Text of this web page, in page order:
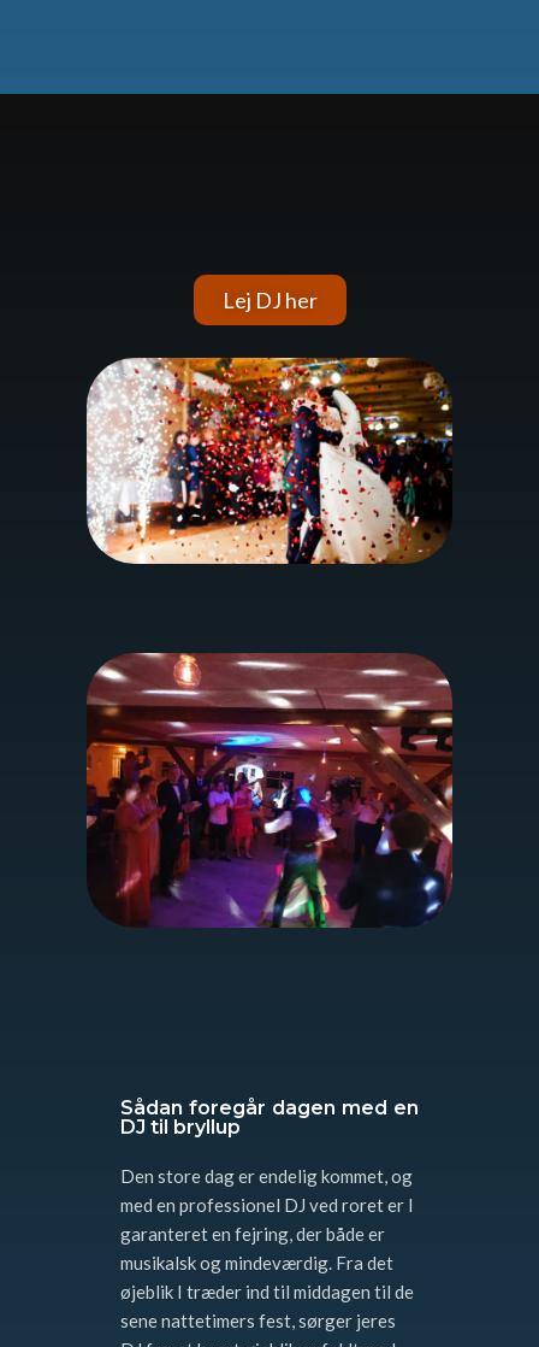
Lej DJ her
Sådan foregår dagen med en
DJ til bryllup
Den store dag er endelig kommet, og
med en professionel DJ ved roret er I
garanteret en fejring, der både er
musikalsk og mindeværdig. Fra det
øjeblik I træder ind til middagen til de
sene nattetimers fest, sørger jeres